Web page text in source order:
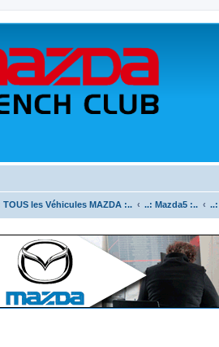
TOUS les Véhicules MAZDA :.. ..: Mazda5 :..